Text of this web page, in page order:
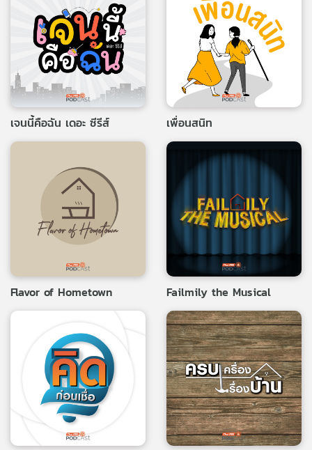
เจนนี้คือฉัน เดอะ ซีรีส์ เพื่อนสนิท
Flavor of Hometown Failmily the Musical